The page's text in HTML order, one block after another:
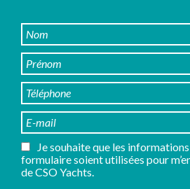
Je souhaite que les
formulaire soient utilisées pour
de CSO Yachts.